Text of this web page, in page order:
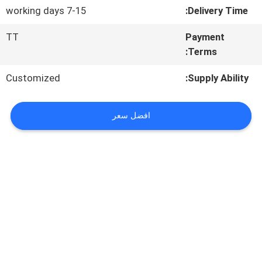
مراقبة
اتصل
بنا
Delivery Time:
7-15 working days
Payment
Terms:
TT
Supply Ability:
Customized
افضل سعر